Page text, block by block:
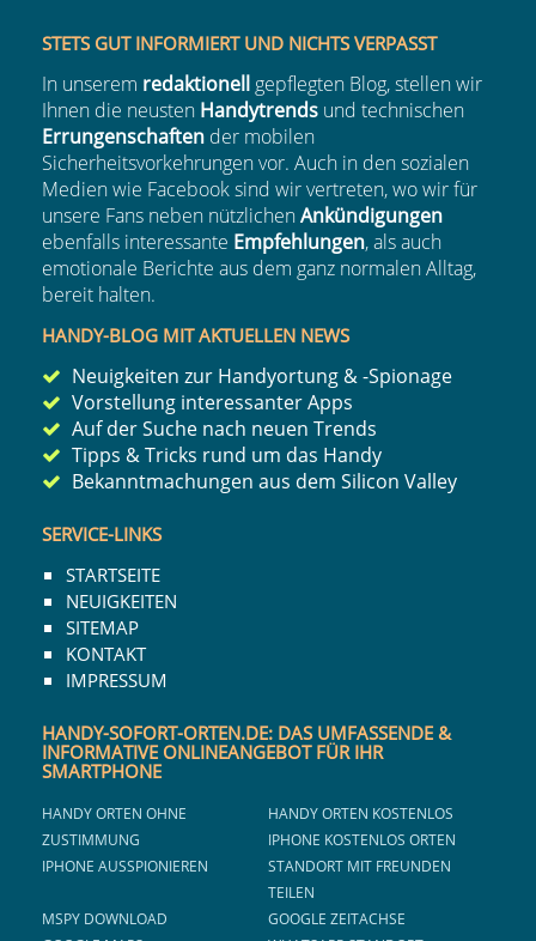
STETS GUT INFORMIERT UND NICHTS VERPASST
In unserem redaktionell gepflegten Blog, stellen wir
Ihnen die neusten Handytrends und technischen
Errungenschaften der mobilen
Sicherheitsvorkehrungen vor. Auch in den sozialen
Medien wie Facebook sind wir vertreten, wo wir für
unsere Fans neben nützlichenAnkündigungen
ebenfalls interessante Empfehlungen, als auch
emotionale Berichte aus dem ganz normalen Alltag,
bereit halten.
HANDY-BLOG MIT AKTUELLEN NEWS
Neuigkeiten zur Handyortung &-Spionage
Vorstellung interessanter Apps
Auf der Suche nach neuen Trends
Tipps & Tricks rund um das Handy
Bekanntmachungen aus dem Silicon Valley
SERVICE-LINKS
STARTSEITE
NEUIGKEITEN
SITEMAP
KONTAKT
IMPRESSUM
HANDY-SOFORT-ORTEN.DE: DAS UMFASSENDE &
INFORMATIVE ONLINEANGEBOT FÜR IHR
SMARTPHONE
HANDY ORTEN OHNE
ZUSTIMMUNG
HANDY ORTEN KOSTENLOS
IPHONE KOSTENLOS ORTEN
IPHONE AUSSPIONIEREN
STANDORT MIT FREUNDEN
TEILEN
MSPY DOWNLOAD
GOOGLE ZEITACHSE